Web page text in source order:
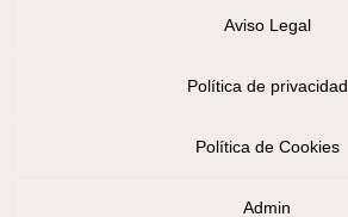
Aviso Legal
Política de privacidad
Política de Cookies
Admin